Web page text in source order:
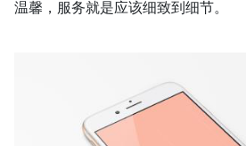
温馨 ， 服务就是应该细致到细节。